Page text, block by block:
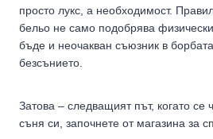
просто лукс, а необходимост.
бельо не само подобрява
бъде и неочакван съюзник в
безсънието.
Затова – следващият път, когато се
съня си, започнете от магазина за